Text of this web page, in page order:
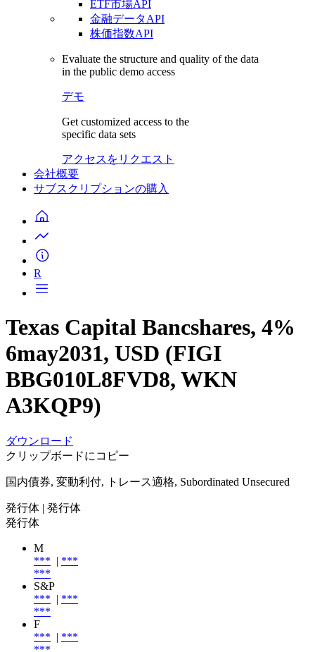
ETF市場API
金融データAPI
株価指数API
Evaluate the structure and quality of the data
in the public demo access
デモ
Get customized access to the
specific data sets
アクセスをリクエスト
会社概要
サブスクリプションの購入
R
Texas Capital Bancshares, 4%
6may2031, USD (FIGI
BBG010L8FVD8, WKN
A3KQP9)
ダウンロード
クリップボードにコピー
国内債券, 変動利付, トレース適格, Subordinated Unsecured
発行体 | 発行体
発行体
M
*** | ***
***
S&P
*** | ***
***
F
*** | ***
***